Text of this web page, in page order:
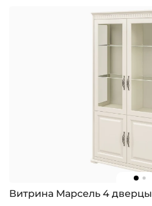
Витрина Марсель 4 дверцы